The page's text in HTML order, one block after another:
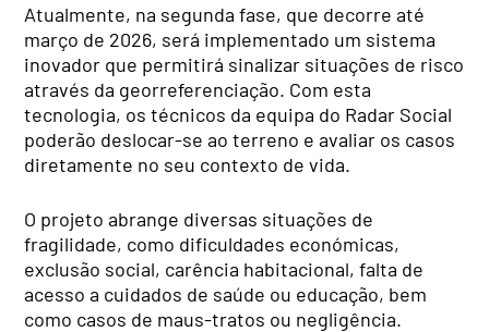
Atualmente, na segunda fase, que decorre até
março de 2026, será implementado um sistema
inovador que permitirá sinalizar situações de risco
através da georreferenciação. Com esta
tecnologia, os técnicos da equipa do Radar Social
poderão deslocar-se ao terreno e avaliar os casos
diretamente no seu contexto de vida.
O projeto abrange diversas situações de
fragilidade, como dificuldades económicas,
exclusão social, carência habitacional, falta de
acesso a cuidados de saúde ou educação, bem
como casos de maus-tratos ou negligência.